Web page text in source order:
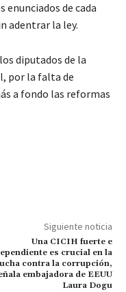
enunciados de cada
adentrar la ley.
diputados de la
por la falta de
a fondo las reformas
Siguiente noticia
Una CICIH fuerte e
es crucial en la
contra la corrupción,
embajadora de EEUU
Laura Dogu